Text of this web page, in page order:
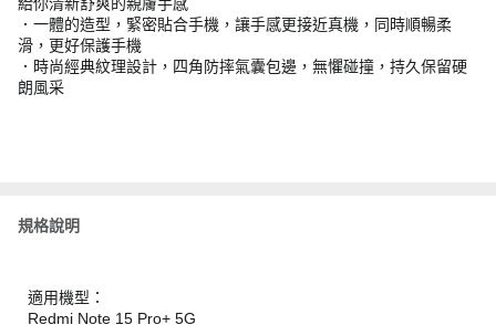
．一體的造型，緊密貼合手機，讓手感更接近真機，同時順暢柔
滑，更好保護手機
．時尚經典紋理設計，四角防摔氣囊包邊，無懼碰撞，持久保留硬
朗風采
規格說明
適用機型：
Redmi Note 15 Pro+ 5G